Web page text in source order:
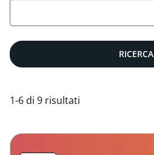
RICERCA
1-6 di 9 risultati